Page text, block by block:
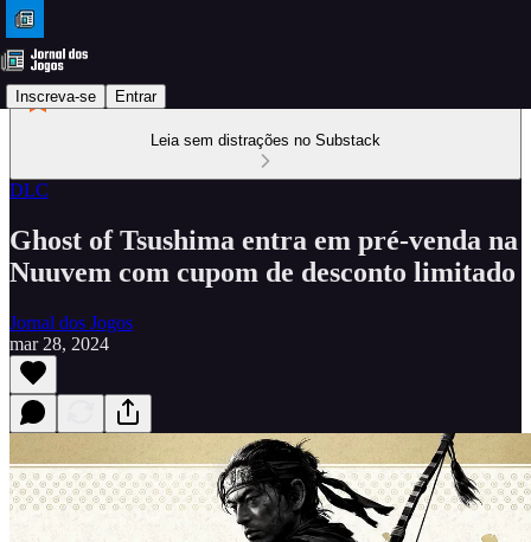
Inscreva-se Entrar
Leia sem distrações no Substack
DLC
Ghost of Tsushima entra em pré-venda na
Nuuvem com cupom de desconto limitado
Jornal dos Jogos
mar 28, 2024